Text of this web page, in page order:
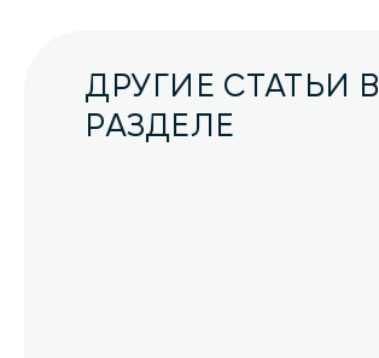
ДРУГИЕ СТАТЬИ В
РАЗДЕЛЕ